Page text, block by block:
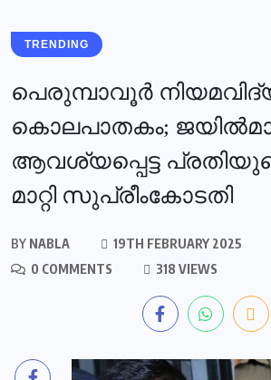
TRENDING
പെരുമ്പാവൂർ
കൊലപാതകം;
ആവശ്യപ്പെട്ട
മാറ്റി സുപ്രീംകോടതി
BY NABLA
19TH FEBRUARY 2025
0 COMMENTS
318 VIEWS